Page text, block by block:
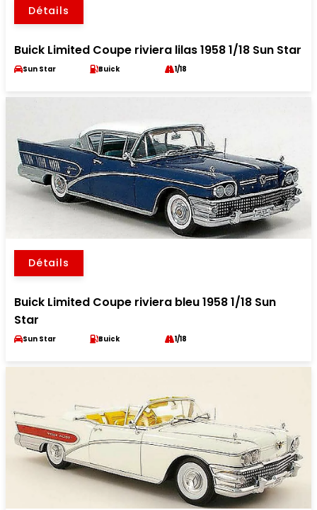
Détails
Buick Limited Coupe riviera lilas 1958 1/18 Sun Star
Sun Star Buick 1/18
Détails
Buick Limited Coupe riviera bleu 1958 1/18 Sun
Star
Sun Star Buick 1/18